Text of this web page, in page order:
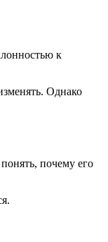
к
Однако
почему его